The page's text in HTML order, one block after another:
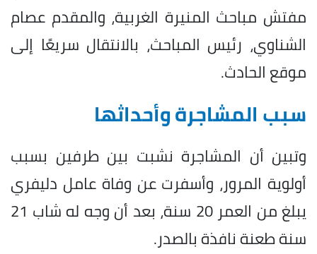
مفتش مباحث المنيرة الغربية، والمقدم عصام
الشناوي، رئيس المباحث، بالانتقال سريعًا إلى
موقع الحادث.
سبب المشاجرة وأحداثها
وتبين أن المشاجرة نشبت بين طرفين بسبب
أولوية المرور، وأسفرت عن وفاة عامل دليفري
يبلغ من العمر 20 سنة، بعد أن وجه له شاب 21
سنة طعنة نافذة بالصدر.